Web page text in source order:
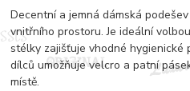
Decentní a jemná dámská
vnitřního prostoru. Je ideální
stélky zajišťuje vhodné hygienické
dílců umožňuje velcro a patní
místě.